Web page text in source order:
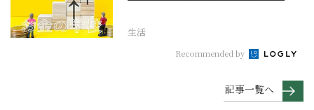
生活
Recommended by
記事一覧へ